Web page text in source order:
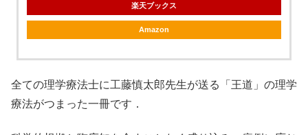
楽天ブックス
Amazon
全ての理学療法士に工藤慎太郎先生が送る「王道」の理学
療法がつまった一冊です．